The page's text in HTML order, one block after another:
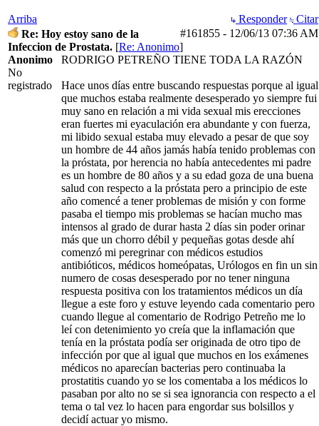
Arriba Responder
Citar
#161855 - 12/06/13 07:36 AM
Re: Hoy estoy sano de la
Infeccion de Prostata. [Re: Anonimo]
Anonimo
No
registrado
RODRIGO PETREÑO TIENE TODA LA RAZÓN
Hace unos días entre buscando respuestas porque al igual
que muchos estaba realmente desesperado yo siempre fui
muy sano en relación a mi vida sexual mis erecciones
eran fuertes mi eyaculación era abundante y con fuerza,
mi libido sexual estaba muy elevado a pesar de que soy
un hombre de 44 años jamás había tenido problemas con
la próstata, por herencia no había antecedentes mi padre
es un hombre de 80 años y a su edad goza de una buena
salud con respecto a la próstata pero a principio de este
año comencé a tener problemas de misión y con forme
pasaba el tiempo mis problemas se hacían mucho mas
intensos al grado de durar hasta 2 días sin poder orinar
más que un chorro débil y pequeñas gotas desde ahí
comenzó mi peregrinar con médicos estudios
antibióticos, médicos homeópatas, Urólogos en fin un sin
numero de cosas desesperado por no tener ninguna
respuesta positiva con los tratamientos médicos un día
llegue a este foro y estuve leyendo cada comentario pero
cuando llegue al comentario de Rodrigo Petreño me lo
leí con detenimiento yo creía que la inflamación que
tenía en la próstata podía ser originada de otro tipo de
infección por que al igual que muchos en los exámenes
médicos no aparecían bacterias pero continuaba la
prostatitis cuando yo se los comentaba a los médicos lo
pasaban por alto no se si sea ignorancia con respecto a el
tema o tal vez lo hacen para engordar sus bolsillos y
decidí actuar yo mismo.